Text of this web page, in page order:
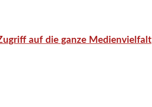
auf die ganze Medienvielfalt